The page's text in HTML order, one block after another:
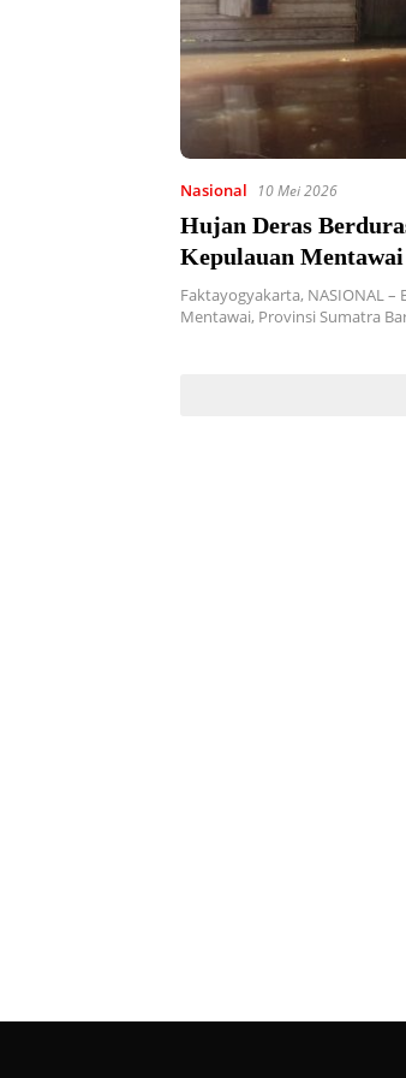
Nasional 10 Mei 2026
Hujan Deras
Kepulauan
Terendam
Faktayogyakarta, NASIONAL –
Mentawai, Provinsi Sumatra